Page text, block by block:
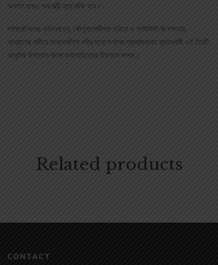
অবগত হয়েও তার স্ত্রী হতে রাজি হবে।
বর্ণনাকৌশলের অভিনবত্বে, কৌতূহলোদ্দীপক চরিত্র ও প্লটনির্মাণের দক্ষতায়,
আখ্যানের গভীরে অন্তঃসলিলা নদীর মতো দর্শনের প্রবহমানতায় ব্যতিক্রমী এই তিনটি
আধুনিক উপন্যাস বাংলা কথাসাহিত্যের চিরন্তন সম্পদ।
Related products
CONTACT